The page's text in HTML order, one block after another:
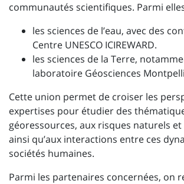
communautés scientifiques. Parmi
les sciences de l’eau, avec des
Centre UNESCO ICIREWARD.
les sciences de la Terre,
laboratoire Géosciences
Cette union permet de croiser les
expertises pour étudier des
géoressources, aux risques naturels
ainsi qu’aux interactions entre ces
sociétés humaines.
Parmi les partenaires concernées, on